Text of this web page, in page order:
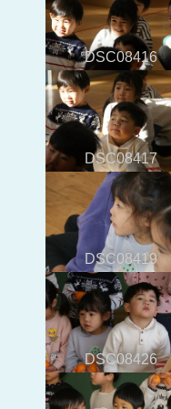
DSC08416
DSC08417
DSC08419
DSC08426